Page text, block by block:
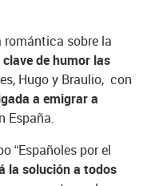
romántica sobre la
de humor las
Hugo y Braulio, con
a emigrar a
España.
“Españoles por el
la solución a todos